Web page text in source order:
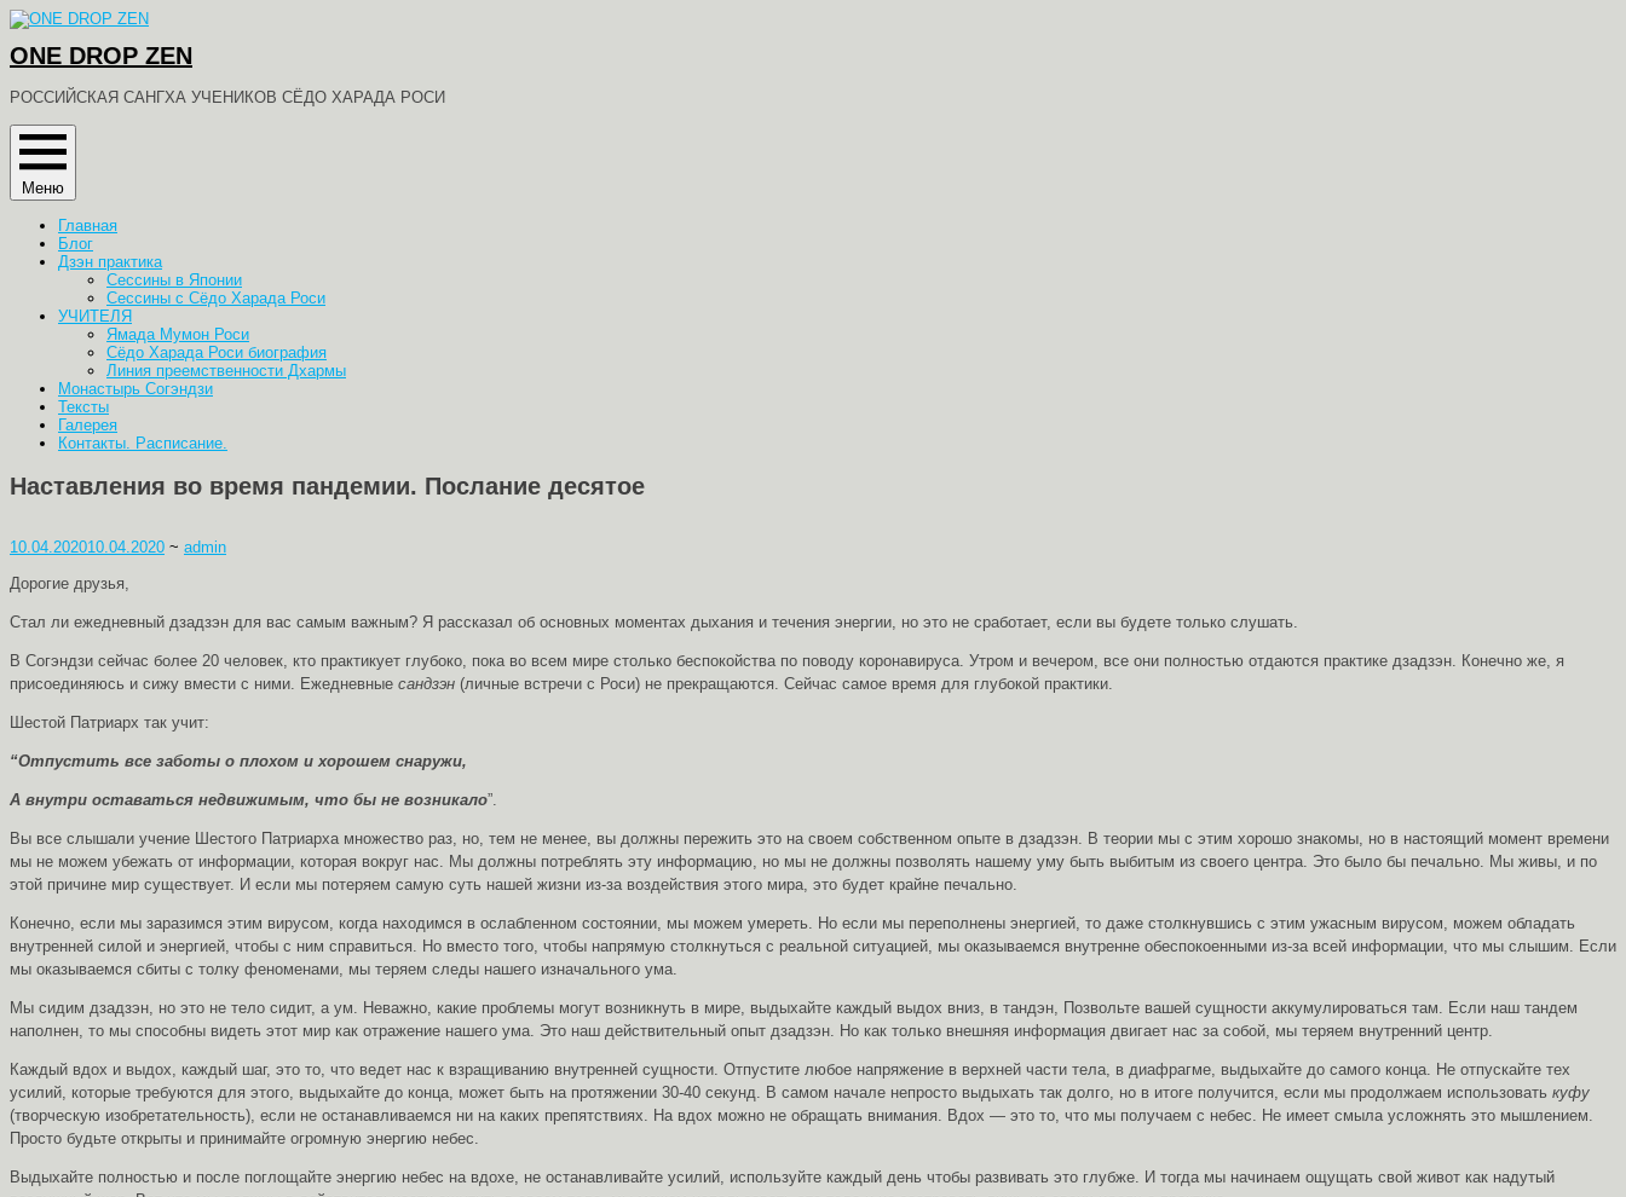
Перейти
содержимому
ONE DROP ZEN
РОССИЙСКАЯ САНГХА УЧЕНИКОВ СЁДО ХАРАДА РОСИ
Меню
Главная
Блог
Дзэн практика
Сессины в Японии
Сессины с Сёдо Харада Роси
УЧИТЕЛЯ
Ямада Мумон Роси
Сёдо Харада Роси биография
Линия преемственности Дхармы
Монастырь Согэндзи
Тексты
Галерея
Контакты. Расписание.
Наставления во время пандемии. Послание десятое
10.04.202010.04.2020 ~ admin
Дорогие друзья,
Стал ли ежедневный дзадзэн для вас самым важным? Я рассказал об основных моментах дыхания и течения энергии, но это не сработает, если вы будете только слушать.
В Согэндзи сейчас более 20 человек, кто практикует глубоко, пока во всем мире столько беспокойства по поводу коронавируса. Утром и вечером, все они полностью отдаются практике дзадзэн. Конечно же, я
присоединяюсь и сижу вмести с ними. Ежедневные сандзэн (личные встречи с Роси) не прекращаются. Сейчас самое время для глубокой практики.
Шестой Патриарх так учит:
“Отпустить все заботы о плохом и хорошем снаружи,
А внутри оставаться недвижимым, что бы не возникало”.
Вы все слышали учение Шестого Патриарха множество раз, но, тем не менее, вы должны пережить это на своем собственном опыте в дзадзэн. В теории мы с этим хорошо знакомы, но в настоящий момент времени
мы не можем убежать от информации, которая вокруг нас. Мы должны потреблять эту информацию, но мы не должны позволять нашему уму быть выбитым из своего центра. Это было бы печально. Мы живы, и по
этой причине мир существует. И если мы потеряем самую суть нашей жизни из-за воздействия этого мира, это будет крайне печально.
Конечно, если мы заразимся этим вирусом, когда находимся в ослабленном состоянии, мы можем умереть. Но если мы переполнены энергией, то даже столкнувшись с этим ужасным вирусом, можем обладать
внутренней силой и энергией, чтобы с ним справиться. Но вместо того, чтобы напрямую столкнуться с реальной ситуацией, мы оказываемся внутренне обеспокоенными из-за всей информации, что мы слышим. Если
мы оказываемся сбиты с толку феноменами, мы теряем следы нашего изначального ума.
Мы сидим дзадзэн, но это не тело сидит, а ум. Неважно, какие проблемы могут возникнуть в мире, выдыхайте каждый выдох вниз, в тандэн, Позвольте вашей сущности аккумулироваться там. Если наш тандем
наполнен, то мы способны видеть этот мир как отражение нашего ума. Это наш действительный опыт дзадзэн. Но как только внешняя информация двигает нас за собой, мы теряем внутренний центр.
Каждый вдох и выдох, каждый шаг, это то, что ведет нас к взращиванию внутренней сущности. Отпустите любое напряжение в верхней части тела, в диафрагме, выдыхайте до самого конца. Не отпускайте тех
усилий, которые требуются для этого, выдыхайте до конца, может быть на протяжении 30-40 секунд. В самом начале непросто выдыхать так долго, но в итоге получится, если мы продолжаем использовать куфу
(творческую изобретательность), если не останавливаемся ни на каких препятствиях. На вдох можно не обращать внимания. Вдох — это то, что мы получаем с небес. Не имеет смыла усложнять это мышлением.
Просто будьте открыты и принимайте огромную энергию небес.
Выдыхайте полностью и после поглощайте энергию небес на вдохе, не останавливайте усилий, используйте каждый день чтобы развивать это глубже. И тогда мы начинаем ощущать свой живот как надутый